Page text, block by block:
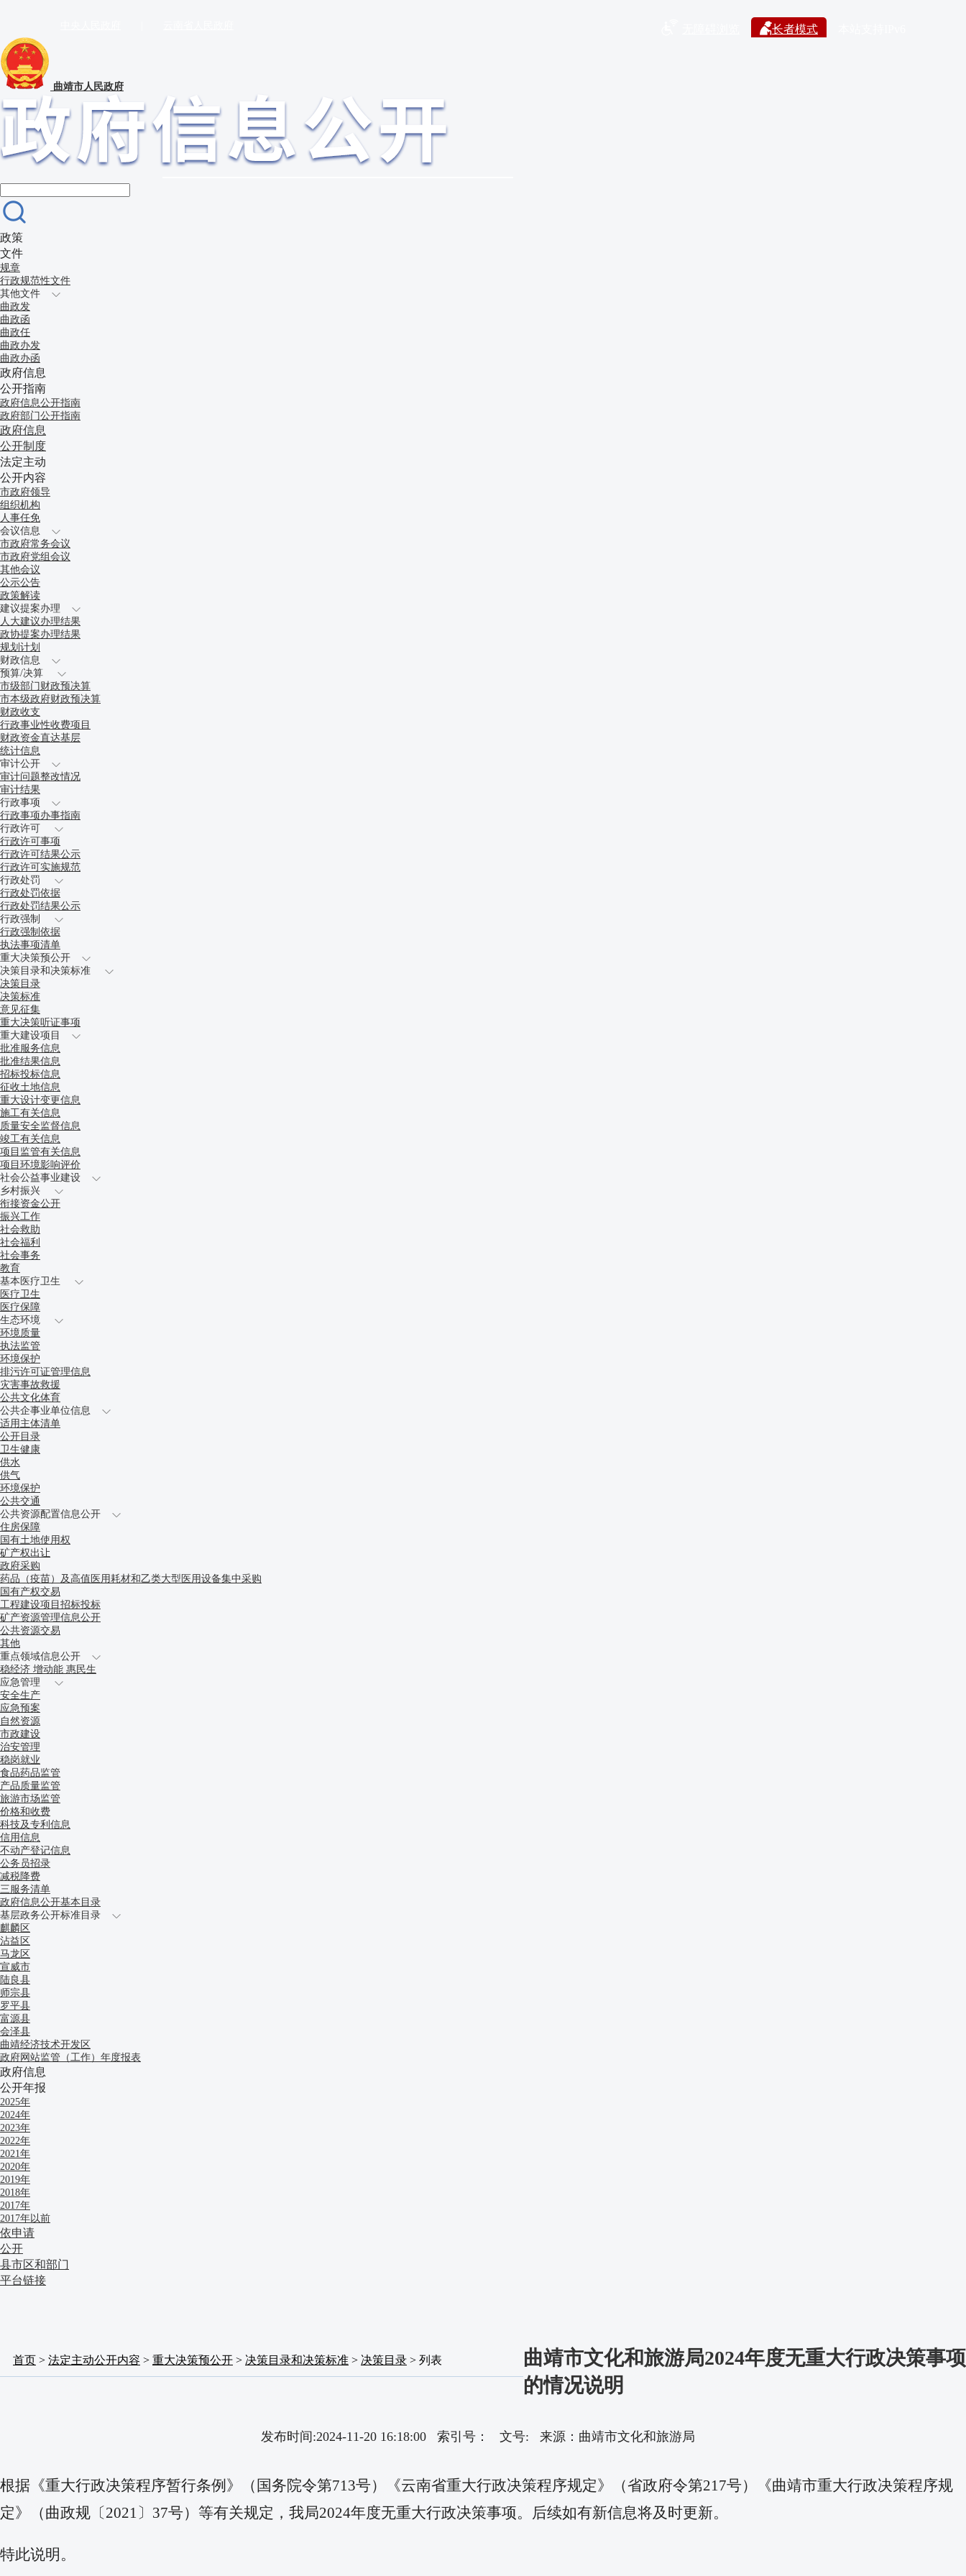
长者模式
曲靖市人民政府
政策
文件
规章
行政规范性文件
其他文件
曲政发
曲政函
曲政任
曲政办发
曲政办函
政府信息
公开指南
政府信息公开指南
政府部门公开指南
政府信息
公开制度
法定主动
公开内容
市政府领导
组织机构
人事任免
会议信息
市政府常务会议
市政府党组会议
其他会议
公示公告
政策解读
建议提案办理
人大建议办理结果
政协提案办理结果
规划计划
财政信息
预算/决算
市级部门财政预决算
市本级政府财政预决算
财政收支
行政事业性收费项目
财政资金直达基层
统计信息
审计公开
审计问题整改情况
审计结果
行政事项
行政事项办事指南
行政许可
行政许可事项
行政许可结果公示
行政许可实施规范
行政处罚
行政处罚依据
行政处罚结果公示
行政强制
行政强制依据
执法事项清单
重大决策预公开
决策目录和决策标准
决策目录
决策标准
意见征集
重大决策听证事项
重大建设项目
批准服务信息
批准结果信息
招标投标信息
征收土地信息
重大设计变更信息
施工有关信息
质量安全监督信息
竣工有关信息
项目监管有关信息
项目环境影响评价
社会公益事业建设
乡村振兴
衔接资金公开
振兴工作
社会救助
社会福利
社会事务
教育
基本医疗卫生
医疗卫生
医疗保障
生态环境
环境质量
执法监管
环境保护
排污许可证管理信息
灾害事故救援
公共文化体育
公共企事业单位信息
适用主体清单
公开目录
卫生健康
供水
供气
环境保护
公共交通
公共资源配置信息公开
住房保障
国有土地使用权
矿产权出让
政府采购
药品（疫苗）及高值医用耗材和乙类大型医用设备集中采购
国有产权交易
工程建设项目招标投标
矿产资源管理信息公开
公共资源交易
其他
重点领域信息公开
稳经济 增动能 惠民生
应急管理
安全生产
应急预案
自然资源
市政建设
治安管理
稳岗就业
食品药品监管
产品质量监管
旅游市场监管
价格和收费
科技及专利信息
信用信息
不动产登记信息
公务员招录
减税降费
三服务清单
政府信息公开基本目录
基层政务公开标准目录
麒麟区
沾益区
马龙区
宣威市
陆良县
师宗县
罗平县
富源县
会泽县
曲靖经济技术开发区
政府网站监管（工作）年度报表
政府信息
公开年报
2025年
2024年
2023年
2022年
2021年
2020年
2019年
2018年
2017年
2017年以前
依申请
公开
县市区和部门
平台链接
首页 > 法定主动公开内容 > 重大决策预公开 > 决策目录和决策标准 > 决策目录 > 列表
曲靖市文化和旅游局2024年度无重大行政决策事项
的情况说明
发布时间:2024-11-20 16:18:00 索引号： 文号: 来源：曲靖市文化和旅游局
根据《重大行政决策程序暂行条例》（国务院令第713号）《云南省重大行政决策程序规定》（省政府令第217号）《曲靖市重大行政决策程序规
定》（曲政规〔2021〕37号）等有关规定，我局2024年度无重大行政决策事项。后续如有新信息将及时更新。
特此说明。